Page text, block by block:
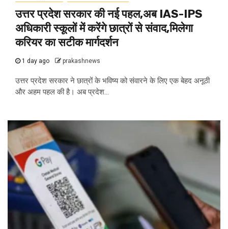
उत्तर प्रदेश सरकार की नई पहल,अब IAS-IPS
अधिकारी स्कूलों में करेंगे छात्रों से संवाद,मिलेगा
करियर का सटीक मार्गदर्शन
1 day ago prakashnews
उत्तर प्रदेश सरकार ने छात्रों के भविष्य को संवारने के लिए एक बेहद अनूठी
और अहम पहल की है। अब प्रदेश...